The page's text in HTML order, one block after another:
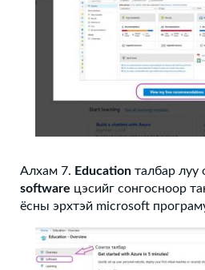
Алхам 7. Education талбар луу
software цэсийг сонгосноор
ёсны эрхтэй microsoft